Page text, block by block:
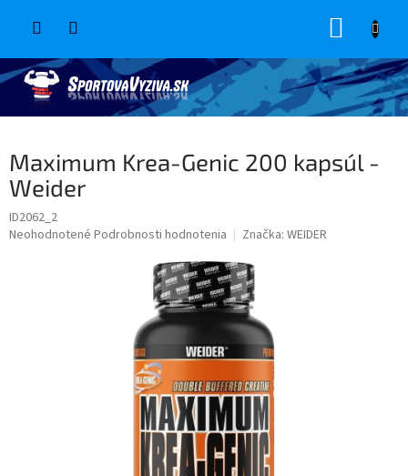
Maximum Krea-Genic 200 kapsúl -
Weider
ID2062_2
Priemerné
Neohodnotené Podrobnosti hodnotenia Značka: WEIDER